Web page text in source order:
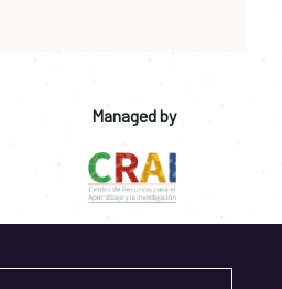
Managed by